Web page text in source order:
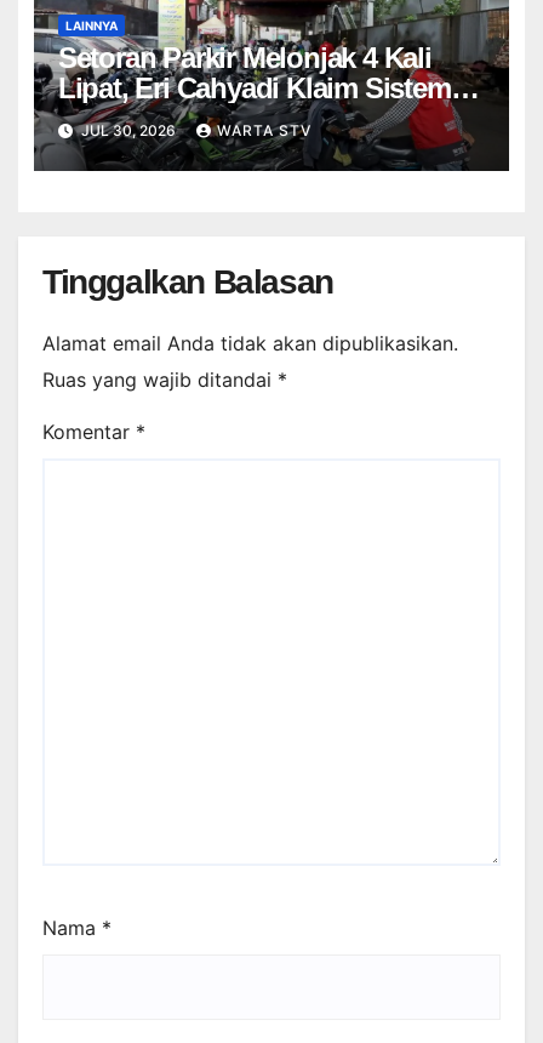
LAINNYA
Setoran Parkir Melonjak 4 Kali
Lipat, Eri Cahyadi Klaim Sistem
Nontunai Tekan Kebocoran
JUL 30, 2026 WARTA STV
Tinggalkan Balasan
Alamat email Anda tidak akan dipublikasikan.
Ruas yang wajib ditandai *
Komentar *
Nama *